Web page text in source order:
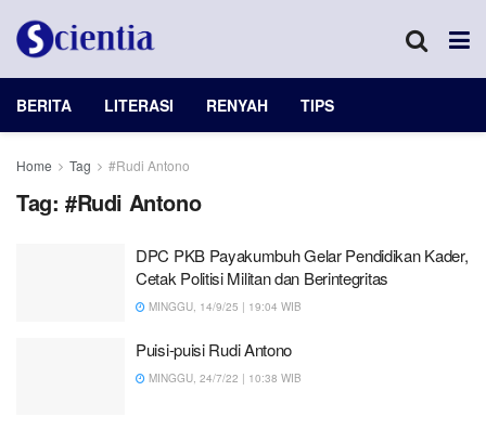
BERITA LITERASI RENYAH TIPS
Home Tag #Rudi Antono
Tag: #Rudi Antono
DPC PKB Payakumbuh Gelar Pendidikan Kader,
Cetak Politisi Militan dan Berintegritas
MINGGU, 14/9/25 | 19:04 WIB
Puisi-puisi Rudi Antono
MINGGU, 24/7/22 | 10:38 WIB